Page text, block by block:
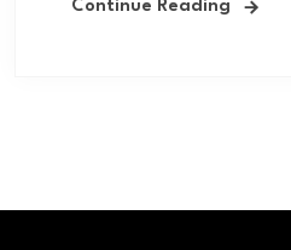
Continue Reading